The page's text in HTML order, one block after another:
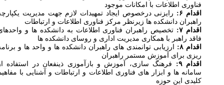
فناوری اطلاعات با امکانات موجود
اقدام ۶:
رایزنی درخصوص ایجاد تمهیدات لازم جهت مدیریت یکپارچه
راهبران دانشکده ها زیرنظر مرکز فناوری اطلاعات و ارتباطات
اقدام ۷:
تخصیص راهبران فناوری اطلاعات به دانشکده ها و واحدهای
فاقد راهبر با همکاری مدیریت اداری و روسای دانشکده ها
اقدام ۸:
ارزیابی توانمندی های راهبران دانشکده ها و واحد ها و برنامه
ریزی برای آموزش مستمر راهبران
اقدام ۹:
فرهنگ سازی، آموزش و بازآموزی ذینفعان در استفاده از
سامانه ها و ابزار های فناوری اطلاعات و ارتباطات و آشنایی با مفاهیم
کلیدی این حوزه